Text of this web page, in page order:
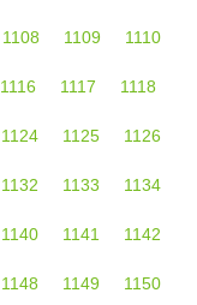
1108 1109 1110
1116 1117 1118
1124 1125 1126
1132 1133 1134
1140 1141 1142
1148 1149 1150